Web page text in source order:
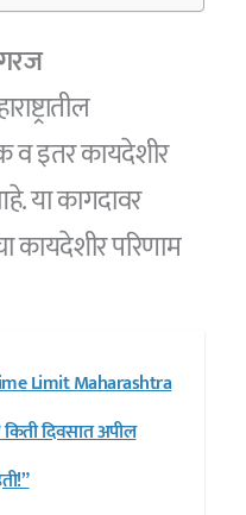
व इतर कायदेशीर
या कागदावर
कायदेशीर परिणाम
Limit Maharashtra
दिवसात अपील